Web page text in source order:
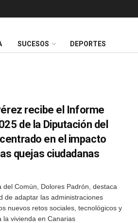
SUCESOS DEPORTES
recibe el Informe
de la Diputación del
en el impacto
quejas ciudadanas
del Común, Dolores Padrón, destaca
de adaptar las administraciones
nuevos retos sociales, tecnológicos y
la vivienda en Canarias